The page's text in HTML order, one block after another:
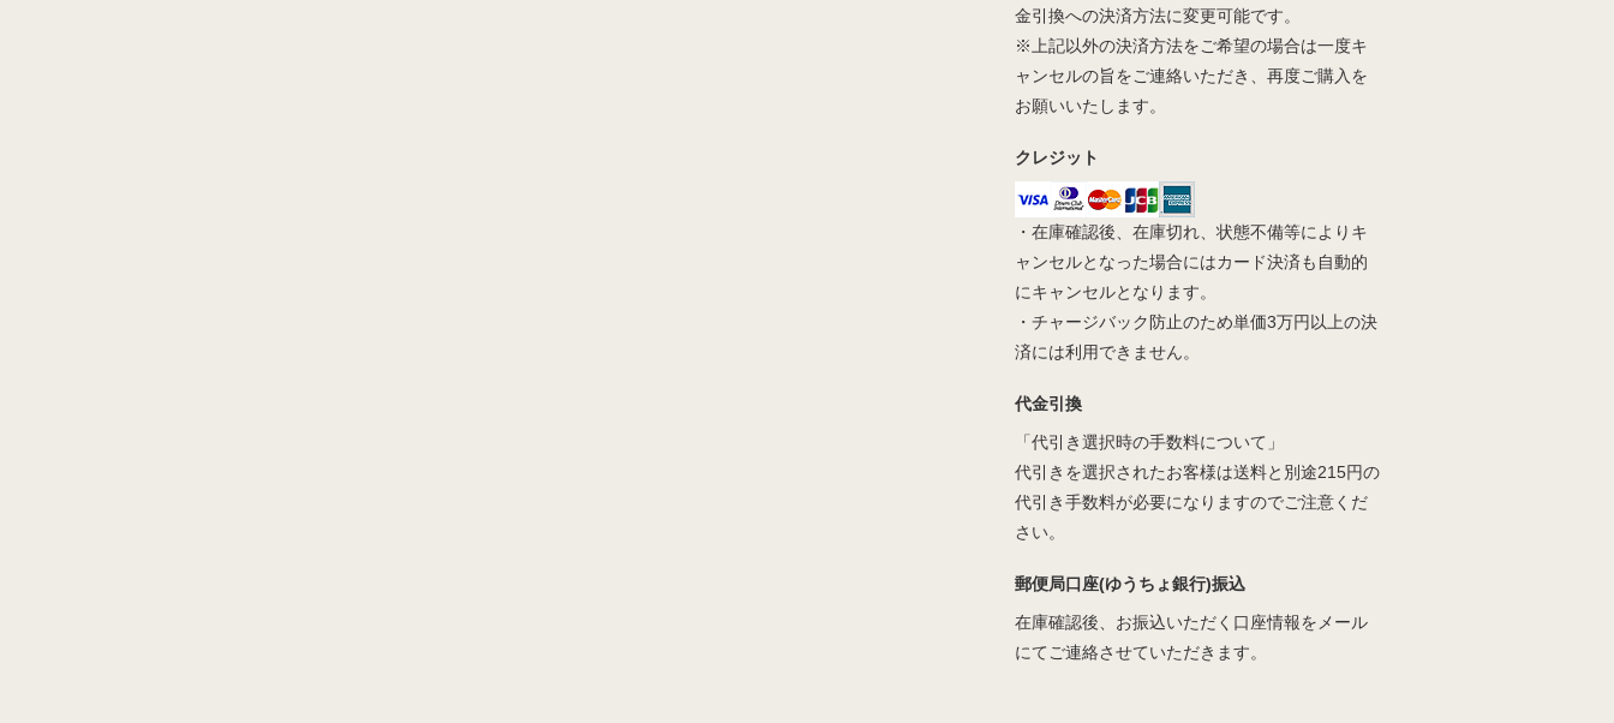
金引換への決済方法に変更可能です。
※上記以外の決済方法をご希望の場合は一度キ
ャンセルの旨をご連絡いただき、再度ご購入を
お願いいたします。
クレジット
・在庫確認後、在庫切れ、状態不備等によりキ
ャンセルとなった場合にはカード決済も自動的
にキャンセルとなります。
・チャージバック防止のため単価3万円以上の決
済には利用できません。
代金引換
「代引き選択時の手数料について」
代引きを選択されたお客様は送料と別途215円の
代引き手数料が必要になりますのでご注意くだ
さい。
郵便局口座(ゆうちょ銀行)振込
在庫確認後、お振込いただく口座情報をメール
にてご連絡させていただきます。